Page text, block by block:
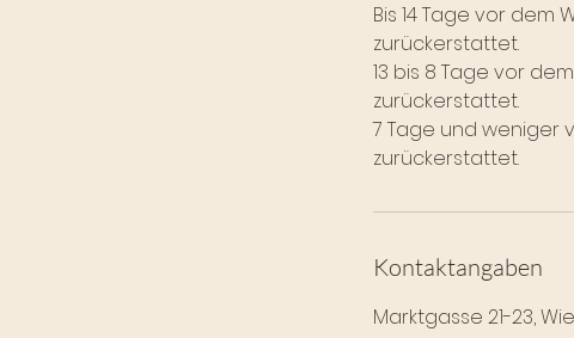
Bis 14 Tage vor
zurückerstattet.
13 bis 8 Tage vor
zurückerstattet.
7 Tage und weniger
zurückerstattet.
Kontaktangaben
Marktgasse 21-23,